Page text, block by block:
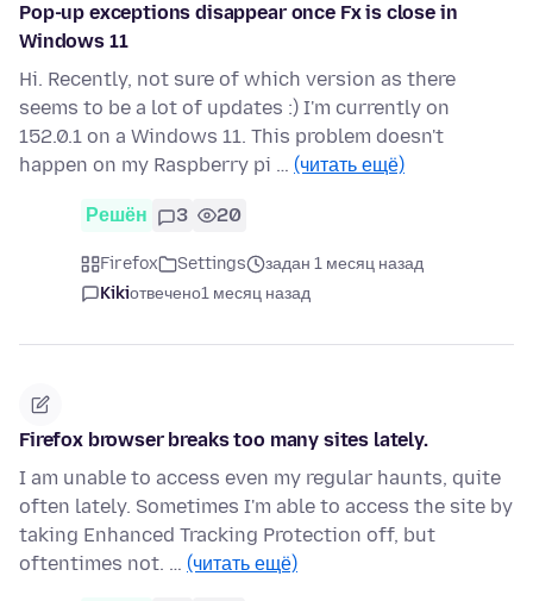
Pop-up exceptions disappear once Fx is close in
Windows 11
Hi. Recently, not sure of which version as there
seems to be a lot of updates :) I'm currently on
152.0.1 on a Windows 11. This problem doesn't
happen on my Raspberry pi … (читать ещё)
Решён 3 20
Firefox Settings
задан 1 месяц назад
Kikiотвечено1 месяц назад
Firefox browser breaks too many sites lately.
I am unable to access even my regular haunts, quite
often lately. Sometimes I'm able to access the site by
taking Enhanced Tracking Protection off, but
oftentimes not. … (читать ещё)